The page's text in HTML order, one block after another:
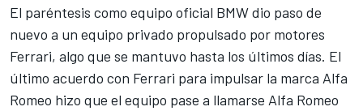
El paréntesis como equipo oficial BMW dio paso de
nuevo a un equipo privado propulsado por motores
Ferrari, algo que se mantuvo hasta los últimos días. El
último acuerdo con Ferrari para impulsar la marca Alfa
Romeo hizo que el equipo pase a llamarse Alfa Romeo